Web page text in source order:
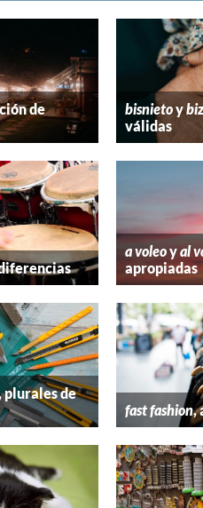
de
bisnietoy
válidas
a voleoyal
apropiadas
plurales de
fast fashion,